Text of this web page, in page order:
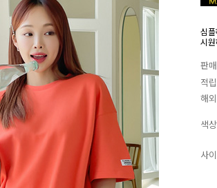
심
시
판
적
해
색상
사